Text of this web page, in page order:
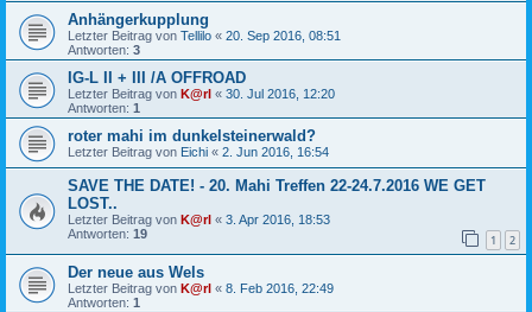
Anhängerkupplung
Letzter Beitrag von Tellilo « 20. Sep 2016, 08:51
Antworten: 3
IG-L II + III /A OFFROAD
Letzter Beitrag von K@rl « 30. Jul 2016, 12:20
Antworten: 1
roter mahi im dunkelsteinerwald?
Letzter Beitrag von Eichi « 2. Jun 2016, 16:54
SAVE THE DATE! - 20. Mahi Treffen 22-24.7.2016 WE GET
LOST..
Letzter Beitrag von K@rl « 3. Apr 2016, 18:53
Antworten: 19 1 2
Der neue aus Wels
Letzter Beitrag von K@rl « 8. Feb 2016, 22:49
Antworten: 1